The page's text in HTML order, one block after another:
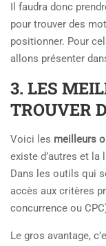
Il faudra donc
pour trouver des
positionner. Pour
allons présenter
3. LES
TROUVER
Voici les meilleurs
existe d’autres et
Dans les outils qui
accès aux critères
concurrence ou
Le gros avantage,